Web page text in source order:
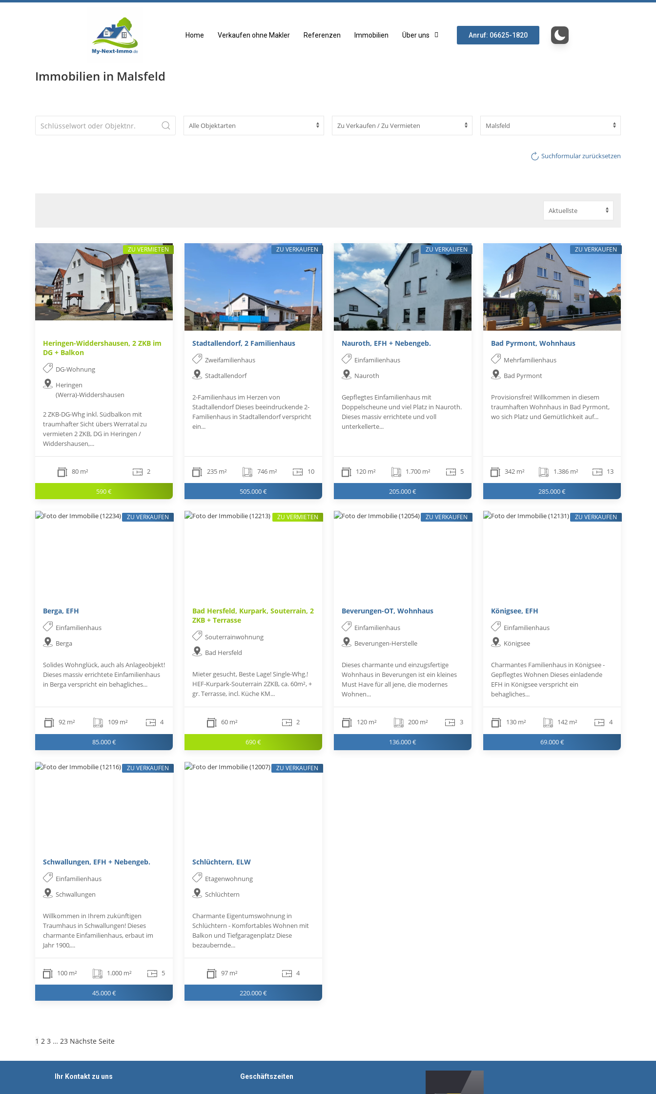
Home Verkaufen ohne Makler Referenzen Immobilien Über uns Anruf: 06625-1820
Immobilien in Malsfeld
Suchformular zurücksetzen
Heringen-Widdershausen, 2 ZKB im
DG + Balkon
DG-Wohnung
Heringen
(Werra)-Widdershausen
2 ZKB-DG-Whg inkl. Südbalkon mit
traumhafter Sicht übers Werratal zu
vermieten 2 ZKB, DG in Heringen /
Widdershausen,...
80 m² 2
590 €
ZU VERMIETEN
Stadtallendorf, 2 Familienhaus
Zweifamilienhaus
Stadtallendorf
2-Familienhaus im Herzen von
Stadtallendorf Dieses beeindruckende 2-
Familienhaus in Stadtallendorf verspricht
ein...
235 m² 746 m² 10
505.000 €
ZU VERKAUFEN
Nauroth, EFH + Nebengeb.
Einfamilienhaus
Nauroth
Gepflegtes Einfamilienhaus mit
Doppelscheune und viel Platz in Nauroth.
Dieses massiv errichtete und voll
unterkellerte...
120 m² 1.700 m² 5
205.000 €
ZU VERKAUFEN
Bad Pyrmont, Wohnhaus
Mehrfamilienhaus
Bad Pyrmont
Provisionsfrei! Willkommen in diesem
traumhaften Wohnhaus in Bad Pyrmont,
wo sich Platz und Gemütlichkeit auf...
342 m² 1.386 m² 13
285.000 €
ZU VERKAUFEN
Berga, EFH
Einfamilienhaus
Berga
Solides Wohnglück, auch als Anlageobjekt!
Dieses massiv errichtete Einfamilienhaus
in Berga verspricht ein behagliches...
92 m² 109 m² 4
85.000 €
ZU VERKAUFEN
Bad Hersfeld, Kurpark, Souterrain, 2
ZKB + Terrasse
Souterrainwohnung
Bad Hersfeld
Mieter gesucht, Beste Lage! Single-Whg.!
HEF-Kurpark-Souterrain 2ZKB, ca. 60m², +
gr. Terrasse, incl. Küche KM...
60 m² 2
690 €
ZU VERMIETEN
Beverungen-OT, Wohnhaus
Einfamilienhaus
Beverungen-Herstelle
Dieses charmante und einzugsfertige
Wohnhaus in Beverungen ist ein kleines
Must Have für all jene, die modernes
Wohnen...
120 m² 200 m² 3
136.000 €
ZU VERKAUFEN
Königsee, EFH
Einfamilienhaus
Königsee
Charmantes Familienhaus in Königsee -
Gepflegtes Wohnen Dieses einladende
EFH in Königsee verspricht ein
behagliches...
130 m² 142 m² 4
69.000 €
ZU VERKAUFEN
Schwallungen, EFH + Nebengeb.
Einfamilienhaus
Schwallungen
Willkommen in Ihrem zukünftigen
Traumhaus in Schwallungen! Dieses
charmante Einfamilienhaus, erbaut im
Jahr 1900,...
100 m² 1.000 m² 5
45.000 €
ZU VERKAUFEN
Schlüchtern, ELW
Etagenwohnung
Schlüchtern
Charmante Eigentumswohnung in
Schlüchtern - Komfortables Wohnen mit
Balkon und Tiefgaragenplatz Diese
bezaubernde...
97 m² 4
220.000 €
ZU VERKAUFEN
1 2 3 … 23 Nächste Seite
Ihr Kontakt zu uns Geschäftszeiten